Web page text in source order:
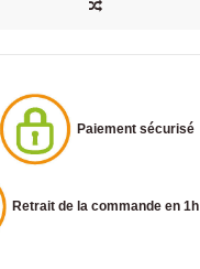
Paiement sécurisé
Retrait de la commande en 1h